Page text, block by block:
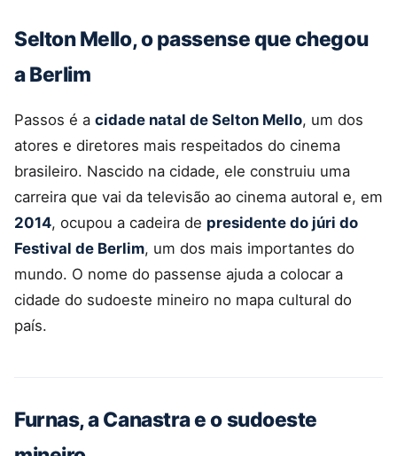
Selton Mello, o passense que chegou
a Berlim
Passos é a cidade natal de Selton Mello, um dos
atores e diretores mais respeitados do cinema
brasileiro. Nascido na cidade, ele construiu uma
carreira que vai da televisão ao cinema autoral e, em
2014, ocupou a cadeira de presidente do júri do
Festival de Berlim, um dos mais importantes do
mundo. O nome do passense ajuda a colocar a
cidade do sudoeste mineiro no mapa cultural do
país.
Furnas, a Canastra e o sudoeste